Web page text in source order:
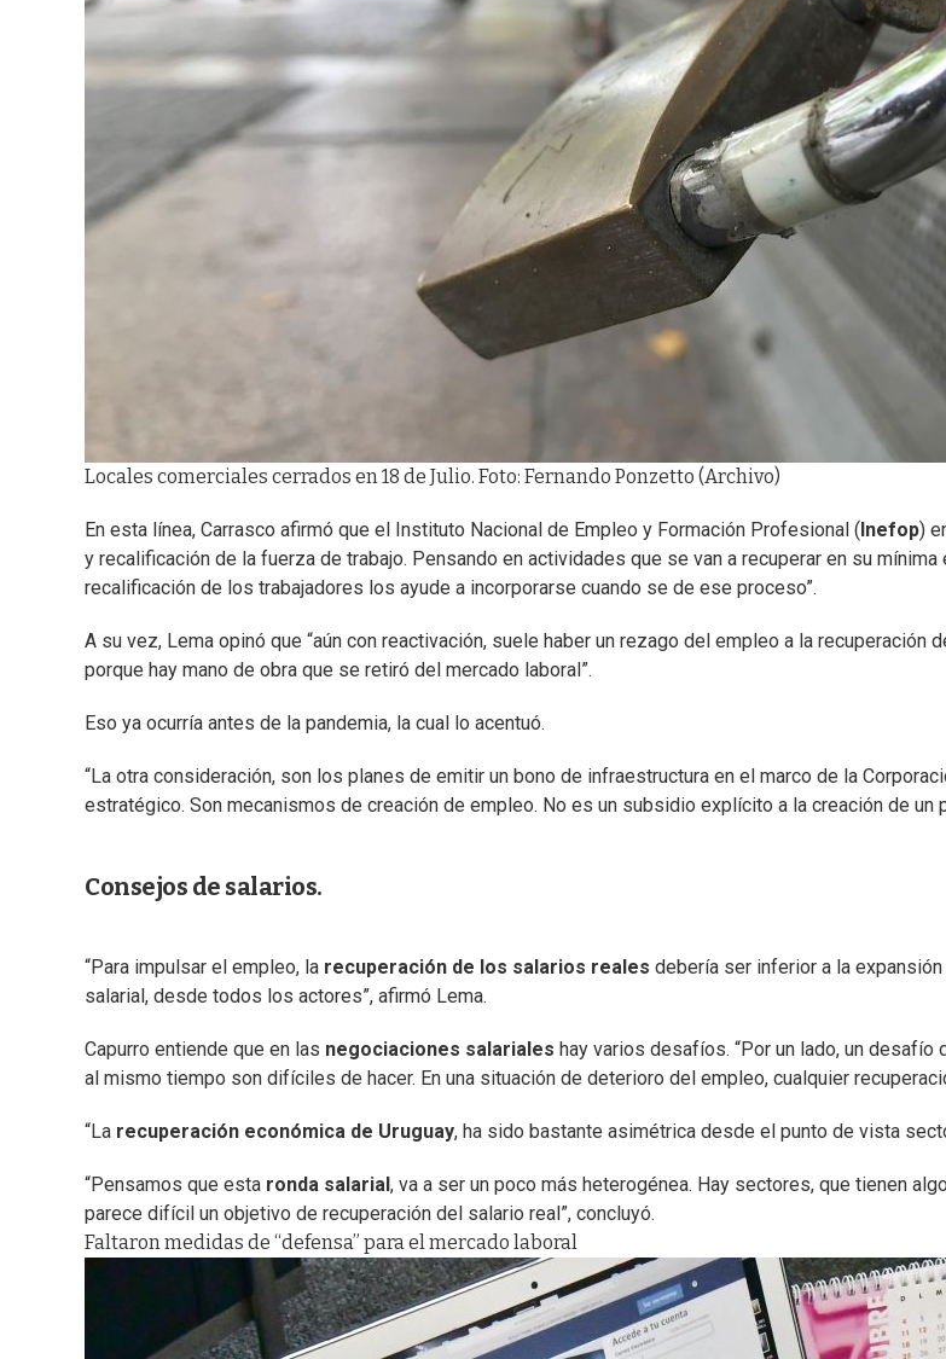
Locales comerciales cerrados en 18 de Julio. Foto: Fernando Ponzetto (Archivo)
En esta línea, Carrasco afirmó que el Instituto Nacional de Empleo y Formación Profesional (Inefop)
y recalificación de la fuerza de trabajo. Pensando en actividades que se van a recuperar en su
recalificación de los trabajadores los ayude a incorporarse cuando se de ese proceso”.
A su vez, Lema opinó que “aún con reactivación, suele haber un rezago del empleo a la recuperación
porque hay mano de obra que se retiró del mercado laboral”.
Eso ya ocurría antes de la pandemia, la cual lo acentuó.
“La otra consideración, son los planes de emitir un bono de infraestructura en el marco de la
estratégico. Son mecanismos de creación de empleo. No es un subsidio explícito a la creación de un
Consejos de salarios.
“Para impulsar el empleo, la recuperación de los salarios reales debería ser inferior a la
salarial, desde todos los actores”, afirmó Lema.
Capurro entiende que en las negociaciones salariales hay varios desafíos. “Por un lado, un
al mismo tiempo son difíciles de hacer. En una situación de deterioro del empleo, cualquier
“La recuperación económica de Uruguay, ha sido bastante asimétrica desde el punto de vista
“Pensamos que esta ronda salarial, va a ser un poco más heterogénea. Hay sectores, que tienen
parece difícil un objetivo de recuperación del salario real”, concluyó.
Faltaron medidas de “defensa” para el mercado laboral